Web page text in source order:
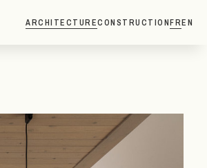
ARCHITECTURECONSTRUCTIONFREN